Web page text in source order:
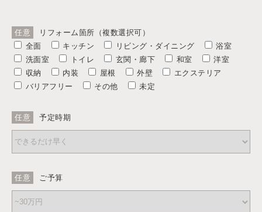
任意
リフォーム箇所（複数選択可）
全面
キッチン リビング・ダイニング
浴室
洗面室
トイレ 玄関・廊下 和室
洋室
収納
内装 屋根 外壁
エクステリア
バリアフリー
その他 未定
任意 予定時期
任意 ご予算